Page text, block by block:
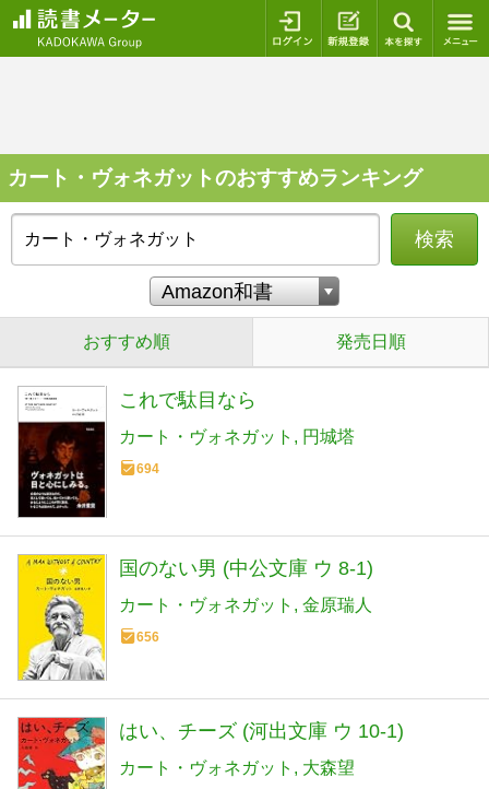
ログイン 新規登録
カート・ヴォネガットのおすすめランキング
検索
おすすめ順 発売日順
これで駄目なら
カート・ヴォネガット 円城塔
694
国のない男 (中公文庫 ウ 8-1)
カート・ヴォネガット 金原瑞人
656
はい、チーズ (河出文庫 ウ 10-1)
カート・ヴォネガット 大森望